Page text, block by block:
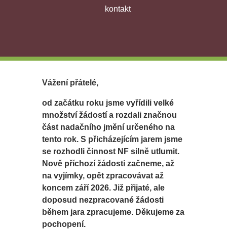
kontakt
Vážení přátelé,
od začátku roku jsme vyřídili velké
množství žádostí a rozdali značnou
část nadačního jmění určeného na
tento rok. S přicházejícím jarem jsme
se rozhodli činnost NF silně utlumit.
Nově příchozí žádosti začneme, až
na vyjímky, opět zpracovávat až
koncem září 2026. Již přijaté, ale
doposud nezpracované žádosti
během jara zpracujeme. Děkujeme za
pochopení.